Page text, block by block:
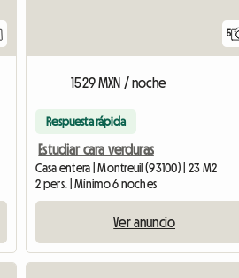
5
1529 MXN / noche
Respuesta rápida
Estudiar cara verduras
Casa entera | Montreuil (93100) | 23 M2
2 pers. | Mínimo 6 noches
Ver anuncio